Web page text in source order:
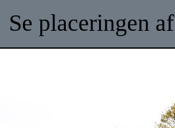
Se placeringen